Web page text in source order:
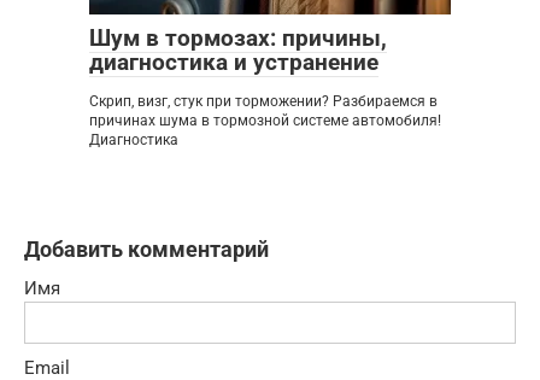
Шум в тормозах: причины,
диагностика и устранение
Скрип, визг, стук при торможении? Разбираемся в
причинах шума в тормозной системе автомобиля!
Диагностика
Добавить комментарий
Имя
Email